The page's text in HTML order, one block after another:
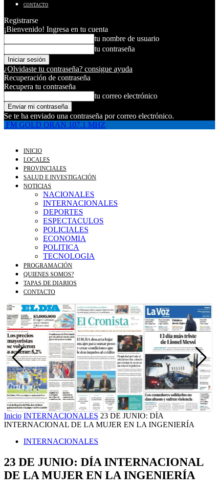
CONTACTO
Registrarse
¡Bienvenido! Ingresa en tu cuenta
tu nombre de usuario
tu contraseña
¿Olvidaste tu contraseña? consigue ayuda
Recuperación de contraseña
Recupera tu contraseña
tu correo electrónico
Se te ha enviado una contraseña por correo electrónico.
FM GOLD ORAN 107.1 MHZ
INICIO
LOCALES
PROVINCIALES
SALUD E INVESTIGACIÓN
NOTICIAS
NACIONALES
INTERNACIONALES
DEPORTES
ESPECTACULOS
POLICIALES
ECONOMIA
POLITICA
TECNOLOGIA
PROGRAMACIÓN
QUIENES SOMOS?
TAPAS DE DIARIOS
CONTACTO
Inicio INTERNACIONALES 23 DE JUNIO: DÍA
INTERNACIONAL DE LA MUJER EN LA INGENIERÍA
INTERNACIONALES
23 DE JUNIO: DÍA INTERNACIONAL
DE LA MUJER EN LA INGENIERÍA